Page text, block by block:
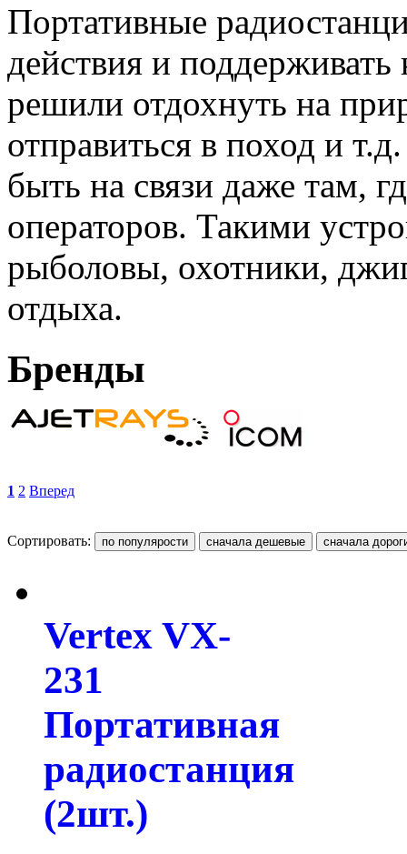
Портативные
действия и
решили отдохнуть на
отправиться в поход и
быть на связи даже там,
операторов. Такими
рыболовы, охотники,
отдыха.
Бренды
1 2 Вперед
Сортировать:
Vertex VX-
231
Портативная
радиостанция
(2шт.)